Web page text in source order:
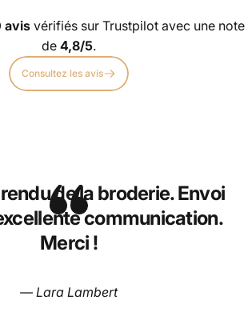
avisvérifiés sur Trustpilotavec une note
de 4,8/5.
Consultez les avis
de la broderie. Envoi
communication.
Merci !
— Lara Lambert